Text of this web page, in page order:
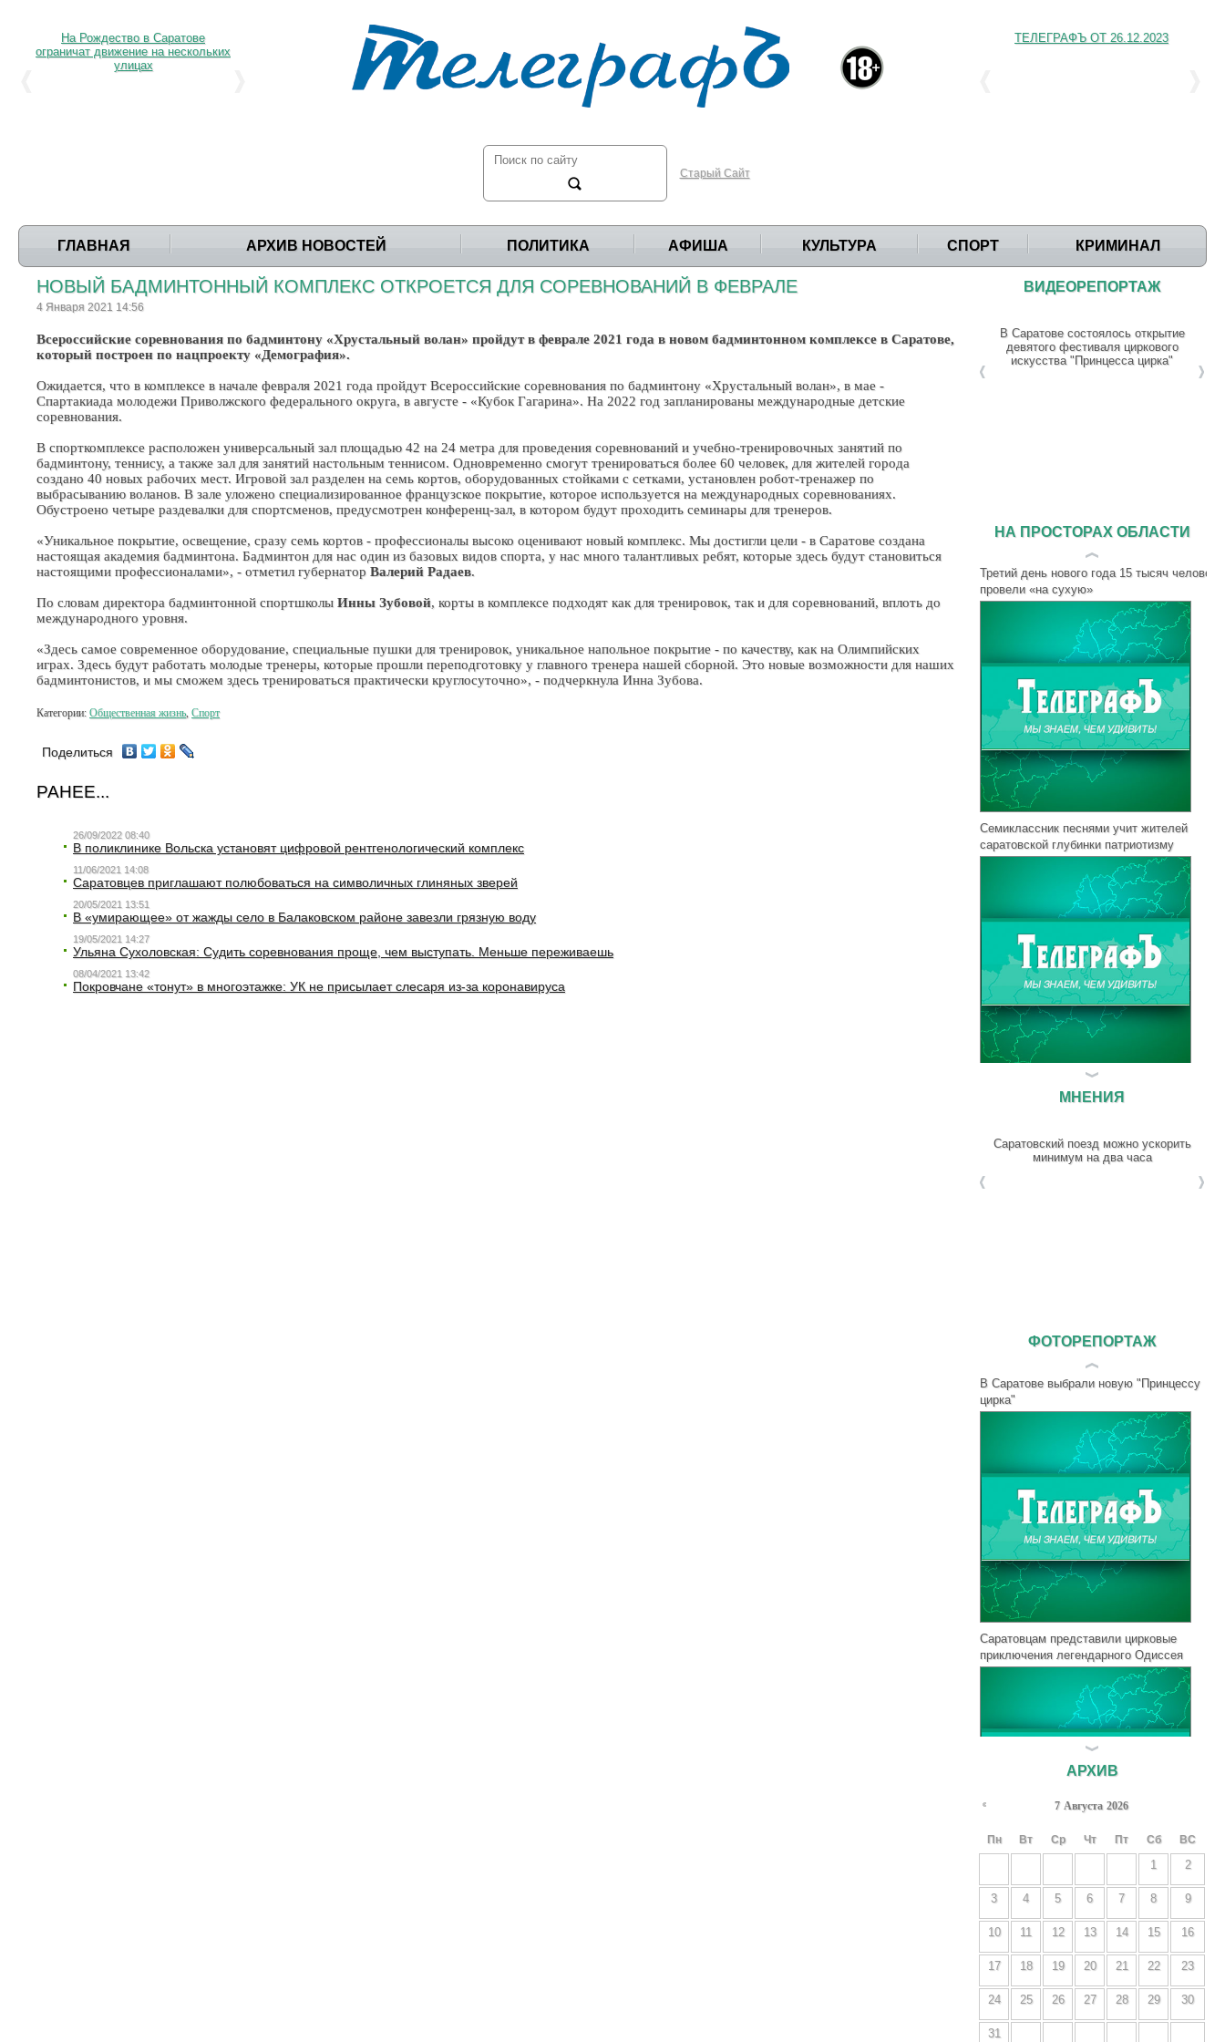
На Рождество в Саратове
ограничат движение на нескольких
улицах
Старый Сайт
ТЕЛЕГРАФЪ ОТ 26.12.2023
ГЛАВНАЯ АРХИВ НОВОСТЕЙ ПОЛИТИКА АФИША КУЛЬТУРА СПОРТ КРИМИНАЛ
НОВЫЙ БАДМИНТОННЫЙ КОМПЛЕКС ОТКРОЕТСЯ ДЛЯ СОРЕВНОВАНИЙ В ФЕВРАЛЕ
4 Января 2021 14:56
Всероссийские соревнования по бадминтону «Хрустальный волан» пройдут в феврале 2021 года в новом бадминтонном комплексе в Саратове,
который построен по нацпроекту «Демография».
Ожидается, что в комплексе в начале февраля 2021 года пройдут Всероссийские соревнования по бадминтону «Хрустальный волан», в мае -
Спартакиада молодежи Приволжского федерального округа, в августе - «Кубок Гагарина». На 2022 год запланированы международные детские
соревнования.
В спорткомплексе расположен универсальный зал площадью 42 на 24 метра для проведения соревнований и учебно-тренировочных занятий по
бадминтону, теннису, а также зал для занятий настольным теннисом. Одновременно смогут тренироваться более 60 человек, для жителей города
создано 40 новых рабочих мест. Игровой зал разделен на семь кортов, оборудованных стойками с сетками, установлен робот-тренажер по
выбрасыванию воланов. В зале уложено специализированное французское покрытие, которое используется на международных соревнованиях.
Обустроено четыре раздевалки для спортсменов, предусмотрен конференц-зал, в котором будут проходить семинары для тренеров.
«Уникальное покрытие, освещение, сразу семь кортов - профессионалы высоко оценивают новый комплекс. Мы достигли цели - в Саратове создана
настоящая академия бадминтона. Бадминтон для нас один из базовых видов спорта, у нас много талантливых ребят, которые здесь будут становиться
настоящими профессионалами», - отметил губернатор Валерий Радаев.
По словам директора бадминтонной спортшколы Инны Зубовой, корты в комплексе подходят как для тренировок, так и для соревнований, вплоть до
международного уровня.
«Здесь самое современное оборудование, специальные пушки для тренировок, уникальное напольное покрытие - по качеству, как на Олимпийских
играх. Здесь будут работать молодые тренеры, которые прошли переподготовку у главного тренера нашей сборной. Это новые возможности для наших
бадминтонистов, и мы сможем здесь тренироваться практически круглосуточно», - подчеркнула Инна Зубова.
Категории: Общественная жизнь, Спорт
Поделиться
РАНЕЕ...
26/09/2022 08:40
В поликлинике Вольска установят цифровой рентгенологический комплекс
11/06/2021 14:08
Саратовцев приглашают полюбоваться на символичных глиняных зверей
20/05/2021 13:51
В «умирающее» от жажды село в Балаковском районе завезли грязную воду
19/05/2021 14:27
Ульяна Сухоловская: Судить соревнования проще, чем выступать. Меньше переживаешь
08/04/2021 13:42
Покровчане «тонут» в многоэтажке: УК не присылает слесаря из-за коронавируса
ВИДЕОРЕПОРТАЖ
В Саратове состоялось открытие
девятого фестиваля циркового
искусства "Принцесса цирка"
НА ПРОСТОРАХ ОБЛАСТИ
Третий день нового года 15 тысяч человек
провели «на сухую»
Семиклассник песнями учит жителей
саратовской глубинки патриотизму
Первый день 2024 года новобурассцы
Из больничного окна Дети увидели Деда
Мороза и Дракона
Президент помог справить новоселье
жильцам пяти авариек в Энгельсе
МНЕНИЯ
Саратовский поезд можно ускорить
минимум на два часа
ФОТОРЕПОРТАЖ
В Саратове выбрали новую "Принцессу
цирка"
Саратовцам представили цирковые
приключения легендарного Одиссея
В Саратове выбрали новую "Принцессу
АРХИВ
7 Августа 2026
Пн Вт Ср Чт Пт Сб ВС
1 2
3 4 5 6 7 8 9
10 11 12 13 14 15 16
17 18 19 20 21 22 23
24 25 26 27 28 29 30
31